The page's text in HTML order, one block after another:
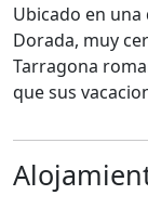
Ubicado en una
Dorada, muy
Tarragona
que sus